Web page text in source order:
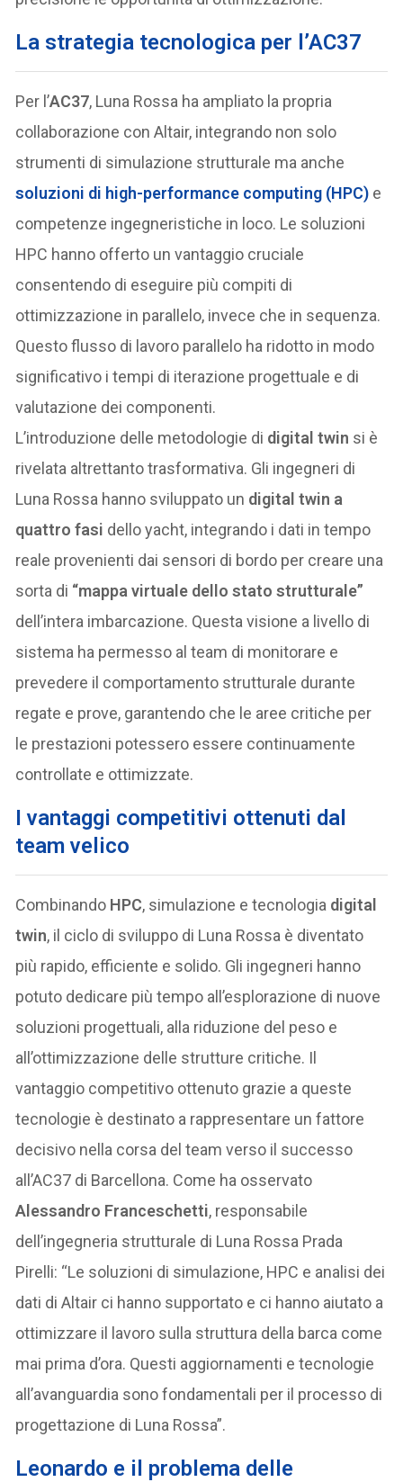
La strategia tecnologica per l’AC37
Per l’AC37, Luna Rossa ha ampliato la propria
collaborazione con Altair, integrando non solo
strumenti di simulazione strutturale ma anche
soluzioni di high-performance computing (HPC) e
competenze ingegneristiche in loco. Le soluzioni
HPC hanno offerto un vantaggio cruciale
consentendo di eseguire più compiti di
ottimizzazione in parallelo, invece che in sequenza.
Questo flusso di lavoro parallelo ha ridotto in modo
significativo i tempi di iterazione progettuale e di
valutazione dei componenti.
L’introduzione delle metodologie di digital twin si è
rivelata altrettanto trasformativa. Gli ingegneri di
Luna Rossa hanno sviluppato un digital twin a
quattro fasi dello yacht, integrando i dati in tempo
reale provenienti dai sensori di bordo per creare una
sorta di “mappa virtuale dello stato strutturale”
dell’intera imbarcazione. Questa visione a livello di
sistema ha permesso al team di monitorare e
prevedere il comportamento strutturale durante
regate e prove, garantendo che le aree critiche per
le prestazioni potessero essere continuamente
controllate e ottimizzate.
I vantaggi competitivi ottenuti dal
team velico
Combinando HPC, simulazione e tecnologia digital
twin, il ciclo di sviluppo di Luna Rossa è diventato
più rapido, efficiente e solido. Gli ingegneri hanno
potuto dedicare più tempo all’esplorazione di nuove
soluzioni progettuali, alla riduzione del peso e
all’ottimizzazione delle strutture critiche. Il
vantaggio competitivo ottenuto grazie a queste
tecnologie è destinato a rappresentare un fattore
decisivo nella corsa del team verso il successo
all’AC37 di Barcellona. Come ha osservato
Alessandro Franceschetti, responsabile
dell’ingegneria strutturale di Luna Rossa Prada
Pirelli: “Le soluzioni di simulazione, HPC e analisi dei
dati di Altair ci hanno supportato e ci hanno aiutato a
ottimizzare il lavoro sulla struttura della barca come
mai prima d’ora. Questi aggiornamenti e tecnologie
all’avanguardia sono fondamentali per il processo di
progettazione di Luna Rossa”.
Leonardo e il problema delle